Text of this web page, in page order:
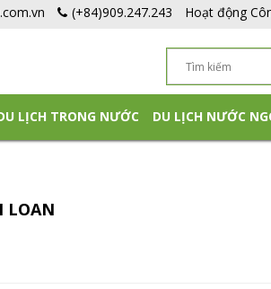
(+84)909.247.243 Hoạt động
LỊCH TRONG NƯỚC DU LỊCH NƯỚC
LOAN